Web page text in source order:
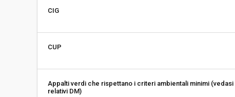
CIG
CUP
Appalti verdi che rispettano i criteri ambientali minimi (vedasi
relativi DM)